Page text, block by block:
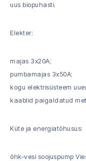
uus biopuhasti.
Elekter:
majas 3x20A;
pumbamajas 3x50A;
kogu elektrisüsteem
kaablid paigaldatud
Küte ja energiatõhusus:
õhk-vesi soojuspump